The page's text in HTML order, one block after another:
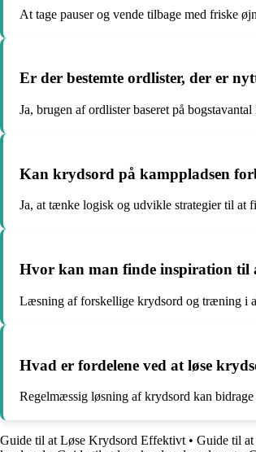
At tage pauser og vende tilbage med friske
Er der bestemte ordlister, der er
Ja, brugen af ordlister baseret på
Kan krydsord på kamppladsen
Ja, at tænke logisk og udvikle strategier til at
Hvor kan man finde inspiration til
Læsning af forskellige krydsord og træning i
Hvad er fordelene ved at løse
Regelmæssig løsning af krydsord kan
Guide til at Løse Krydsord Effektivt • Guide til at